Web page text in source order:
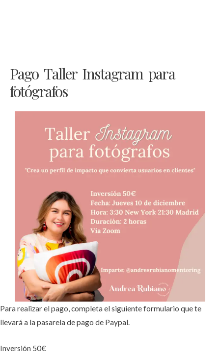
Pago Taller Instagram para
fotógrafos
Para realizar el pago, completa el siguiente formulario que te
llevará a la pasarela de pago de Paypal.
Inversión 50€